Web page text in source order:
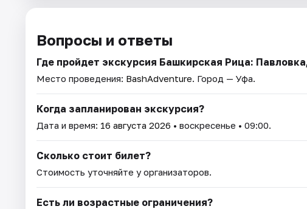
Вопросы и ответы
Где пройдет экскурсия Башкирская Рица:
Место проведения: BashAdventure. Город — Уфа.
Когда запланирован экскурсия?
Дата и время: 16 августа 2026 • воскресенье • 09:00.
Сколько стоит билет?
Стоимость уточняйте у организаторов.
Есть ли возрастные ограничения?